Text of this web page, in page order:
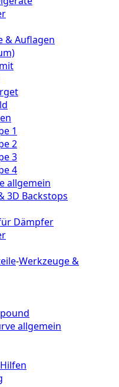
& Auflagen
1
2
3
4
allgemein
3D Backstops
Dämpfer
-Werkzeuge &
allgemein